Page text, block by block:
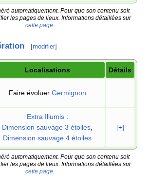
automatiquement. Pour que son contenu soit
les pages de lieux. Informations détaillées sur
cette page
[modifier]
Localisations Détails
Faire évoluer Germignon
Extra Illumis :
Dimension sauvage 3 étoiles
Dimension sauvage 4 étoiles
[+]
automatiquement. Pour que son contenu soit
les pages de lieux. Informations détaillées sur
cette page